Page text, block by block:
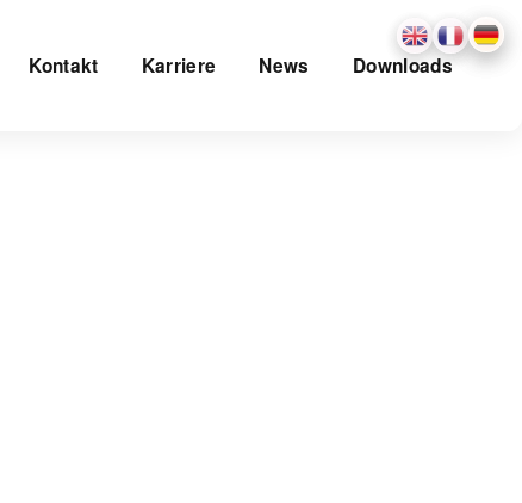
Kontakt Karriere News Downloads